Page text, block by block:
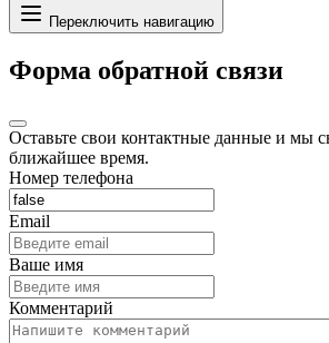
Переключить навигацию
Форма обратной связи
Оставьте свои контактные данные и мы
ближайшее время.
Номер телефона
Email
Ваше имя
Комментарий